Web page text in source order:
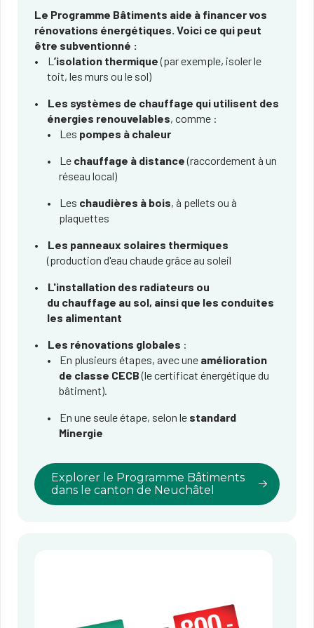
Le Programme Bâtiments aide à financer vos
rénovations énergétiques. Voici ce qui peut
être subventionné :
L ’isolation thermique(par exemple, isoler le
toit, les murs ou le sol)
Les systèmes de chauffage qui utilisent des
énergies renouvelables, comme :
Les pompes à chaleur
Le chauffage à distance(raccordement à un
réseau local)
Les chaudières à bois, à pellets ou à
plaquettes
Les panneaux solaires thermiques
(production d'eau chaude grâce au soleil
L'installation des radiateurs ou
du chauffage au sol, ainsi que les conduites
les alimentant
Les rénovations globales :
En plusieurs étapes, avec une amélioration
de classe CECB(le certificat énergétique du
bâtiment).​
En une seule étape, selon le standard
Minergie
Explorer le Programme Bâtiments
dans le canton de Neuchâtel